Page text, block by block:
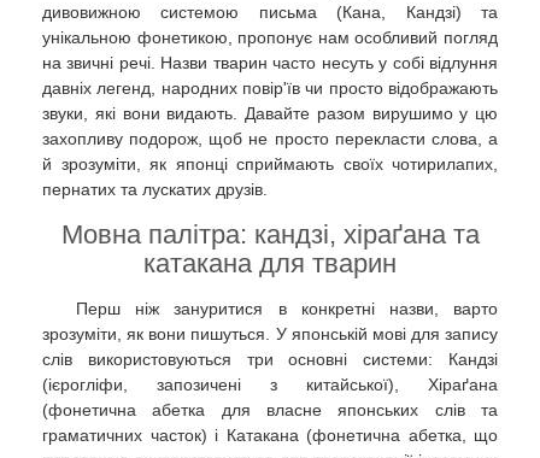
дивовижною системою письма (Кана, Кандзі) та
унікальною фонетикою, пропонує нам особливий погляд
на звичні речі. Назви тварин часто несуть у собі відлуння
давніх легенд, народних повір'їв чи просто відображають
звуки, які вони видають. Давайте разом вирушимо у цю
захопливу подорож, щоб не просто перекласти слова, а
й зрозуміти, як японці сприймають своїх чотирилапих,
пернатих та лускатих друзів.
Мовна палітра: кандзі, хіраґана та
катакана для тварин
Перш ніж зануритися в конкретні назви, варто
зрозуміти, як вони пишуться. У японській мові для запису
слів використовуються три основні системи: Кандзі
(ієрогліфи, запозичені з китайської), Хіраґана
(фонетична абетка для власне японських слів та
граматичних часток) і Катакана (фонетична абетка, що